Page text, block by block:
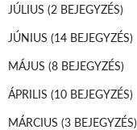
JÚLIUS (2 BEJEGYZÉS)
JÚNIUS (14 BEJEGYZÉS)
MÁJUS (8 BEJEGYZÉS)
ÁPRILIS (10 BEJEGYZÉS)
MÁRCIUS (3 BEJEGYZÉS)